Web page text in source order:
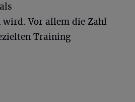
Vor allem die Zahl
Training